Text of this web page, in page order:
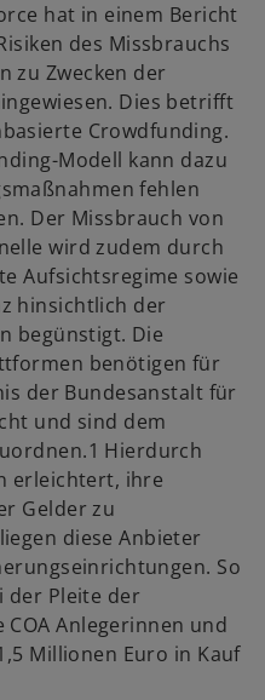
hat in einem Bericht
des Missbrauchs
zu Zwecken der
Dies betrifft
Crowdfunding.
Modell kann dazu
fehlen
Der Missbrauch von
wird zudem durch
Aufsichtsregime sowie
hinsichtlich der
begünstigt. Die
benötigen für
der Bundesanstalt für
und sind dem
Hierdurch
erleichtert, ihre
Gelder zu
diese Anbieter
So
der Pleite der
Anlegerinnen und
Millionen Euro in Kauf